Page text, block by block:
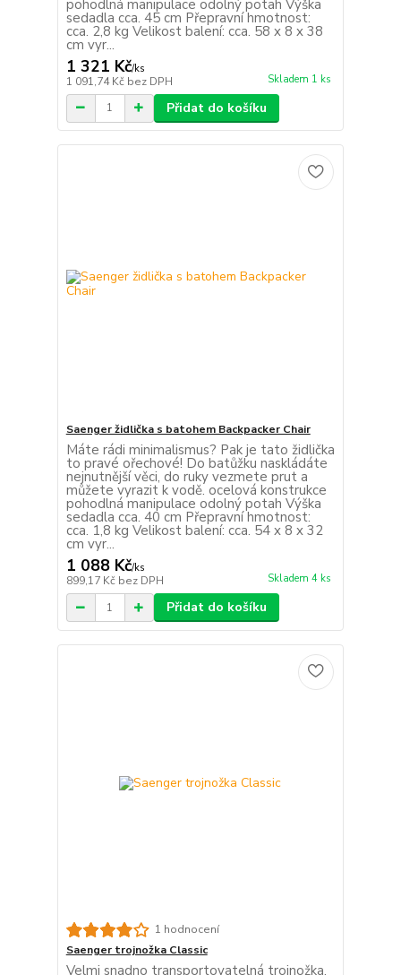
pohodlná manipulace odolný potah Výška
sedadla cca. 45 cm Přepravní hmotnost:
cca. 2,8 kg Velikost balení: cca. 58 x 8 x 38
cm vyr...
1 321 Kč/ks
1 091,74 Kč bez DPH Skladem 1 ks
Přidat do košíku
Saenger židlička s batohem Backpacker Chair
Máte rádi minimalismus? Pak je tato židlička
to pravé ořechové! Do batůžku naskládáte
nejnutnější věci, do ruky vezmete prut a
můžete vyrazit k vodě. ocelová konstrukce
pohodlná manipulace odolný potah Výška
sedadla cca. 40 cm Přepravní hmotnost:
cca. 1,8 kg Velikost balení: cca. 54 x 8 x 32
cm vyr...
1 088 Kč/ks
899,17 Kč bez DPH Skladem 4 ks
Přidat do košíku
1 hodnocení
Saenger trojnožka Classic
Velmi snadno transportovatelná trojnožka,